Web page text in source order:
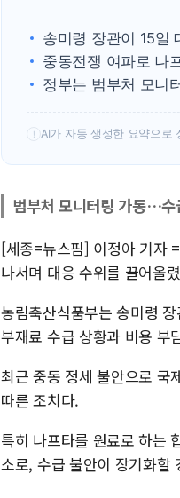
송미령 장관이 15일
중동전쟁 여파로 나
정부는 범부처 모니
! AI가 자동 생성한 요약으로
범부처 모니터링 가동…수
[세종=뉴스핌] 이정아 기자
나서며 대응 수위를 끌어올
농림축산식품부는 송미령
부재료 수급 상황과 비용 부
최근 중동 정세 불안으로 국
따른 조치다.
특히 나프타를 원료로 하는
소로, 수급 불안이 장기화할